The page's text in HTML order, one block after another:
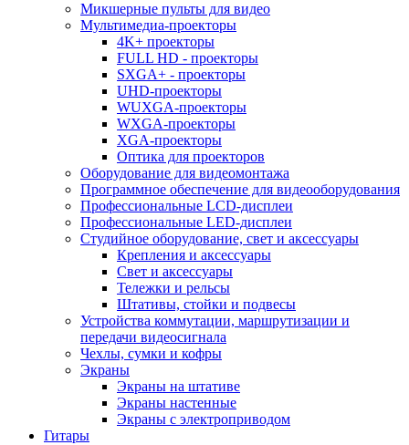
Микшерные пульты для видео
Мультимедиа-проекторы
4K+ проекторы
FULL HD - проекторы
SXGA+ - проекторы
UHD-проекторы
WUXGA-проекторы
WXGA-проекторы
XGA-проекторы
Оптика для проекторов
Оборудование для видеомонтажа
Программное обеспечение для видеооборудования
Профессиональные LCD-дисплеи
Профессиональные LED-дисплеи
Студийное оборудование, свет и аксессуары
Крепления и аксессуары
Свет и аксессуары
Тележки и рельсы
Штативы, стойки и подвесы
Устройства коммутации, маршрутизации и
передачи видеосигнала
Чехлы, сумки и кофры
Экраны
Экраны на штативе
Экраны настенные
Экраны с электроприводом
Гитары